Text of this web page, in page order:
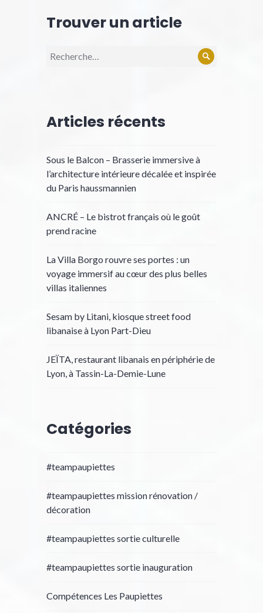
Trouver un article
Recherche
Rechercher
Articles récents
Sous le Balcon – Brasserie immersive à
l’architecture intérieure décalée et inspirée
du Paris haussmannien
ANCRÉ – Le bistrot français où le goût
prend racine
La Villa Borgo rouvre ses portes : un
voyage immersif au cœur des plus belles
villas italiennes
Sesam by Litani, kiosque street food
libanaise à Lyon Part-Dieu
JEÏTA, restaurant libanais en périphérie de
Lyon, à Tassin-La-Demie-Lune
Catégories
#teampaupiettes
#teampaupiettes mission rénovation /
décoration
#teampaupiettes sortie culturelle
#teampaupiettes sortie inauguration
Compétences Les Paupiettes